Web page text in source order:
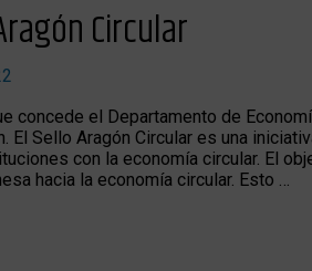
Circular
concede el Departamento de
Sello Aragón Circular es una
con la economía circular. El
hacia la economía circular. Esto …